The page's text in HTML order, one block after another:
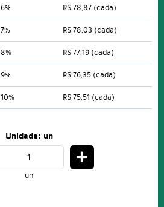
6% R$ 78,87 (cada)
7% R$ 78,03 (cada)
8% R$ 77,19 (cada)
9% R$ 76,35 (cada)
10% R$ 75,51 (cada)
Unidade: un
un